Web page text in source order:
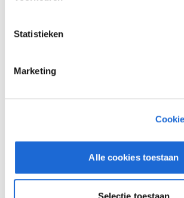
Statistieken
Marketing
Alle cookies toestaan
BMW 3 Serie Sedan
p/m
Op basis van48maanden en2,99% rente